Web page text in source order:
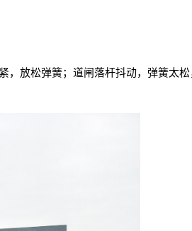
，放松弹簧；道闸落杆抖动，弹簧太